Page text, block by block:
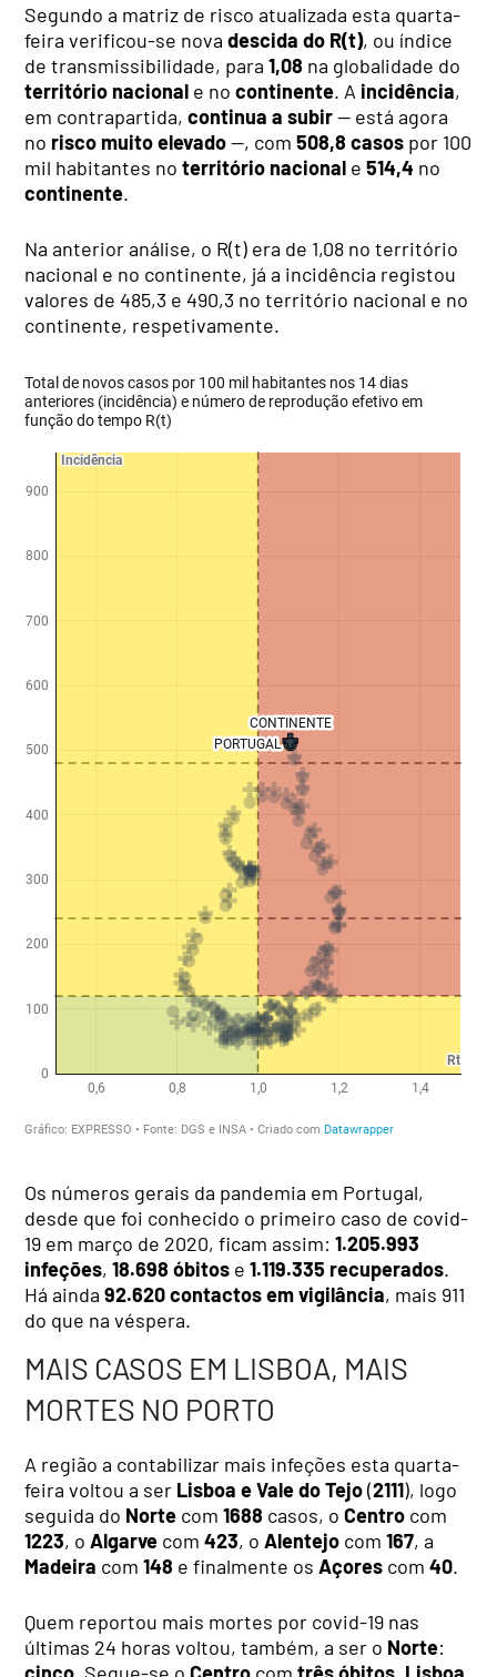
Segundo a matriz de risco atualizada esta quarta-
feira verificou-se novadescida do R(t), ou índice
de transmissibilidade, para1,08 na globalidade do
território nacional e no continente. A incidência,
em contrapartida, continua a subir— está agora
no risco muito elevado—, com 508,8 casos por 100
mil habitantes no território nacional e514,4 no
continente.
Na anterior análise, o R(t) era de 1,08 no território
nacional e no continente, já a incidência registou
valores de 485,3 e 490,3 no território nacional e no
continente, respetivamente.
Os números gerais da pandemia em Portugal,
desde que foi conhecido o primeiro caso de covid-
19 em março de 2020, ficam assim:1.205.993
infeções,18.698 óbitos e1.119.335 recuperados.
Há ainda92.620 contactos em vigilância, mais 911
do que na véspera.
MAIS CASOS EM LISBOA, MAIS
MORTES NO PORTO
A região a contabilizar mais infeções esta quarta-
feira voltou a ser Lisboa e Vale do Tejo(2111), logo
seguida do Norte com1688 casos, oCentro com
1223, oAlgarve com423, oAlentejo com167, a
Madeira com148 e finalmente osAçores com40.
Quem reportou mais mortes por covid-19 nas
últimas 24 horas voltou, também, a ser o Norte: